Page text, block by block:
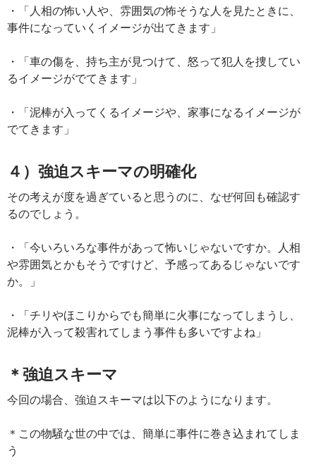
・「人相の怖い人や、雰囲気の怖そうな人を見たときに、
事件になっていくイメージが出てきます」
・「車の傷を、持ち主が見つけて、怒って犯人を捜してい
るイメージがでてきます」
・「泥棒が入ってくるイメージや、家事になるイメージが
でてきます」
４）強迫スキーマの明確化
その考えが度を過ぎていると思うのに、なぜ何回も確認す
るのでしょう。
・「今いろいろな事件があって怖いじゃないですか。人相
や雰囲気とかもそうですけど、予感ってあるじゃないです
か。」
・「チリやほこりからでも簡単に火事になってしまうし、
泥棒が入って殺害れてしまう事件も多いですよね」
＊強迫スキーマ
今回の場合、強迫スキーマは以下のようになります。
＊この物騒な世の中では、簡単に事件に巻き込まれてしま
う